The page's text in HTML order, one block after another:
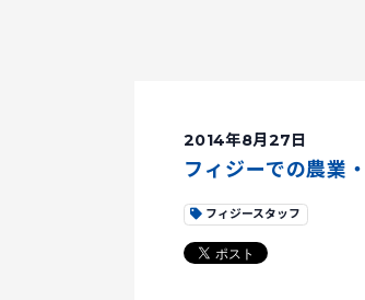
2014年8月27日
フィジーでの農業
フィジースタッフ